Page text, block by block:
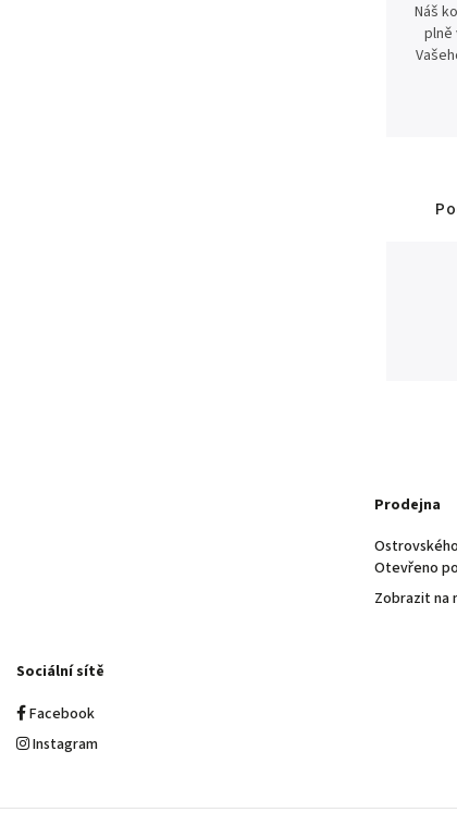
Náš
plně
Prodejna
Otevřeno
Zobrazit na
Sociální sítě
Facebook
Instagram